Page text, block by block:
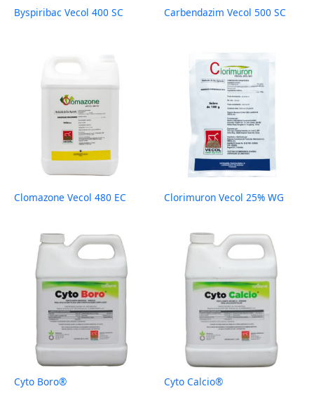
Byspiribac Vecol 400 SC Carbendazim Vecol 500 SC
Clomazone Vecol 480 EC Clorimuron Vecol 25% WG
Cyto Boro® Cyto Calcio®